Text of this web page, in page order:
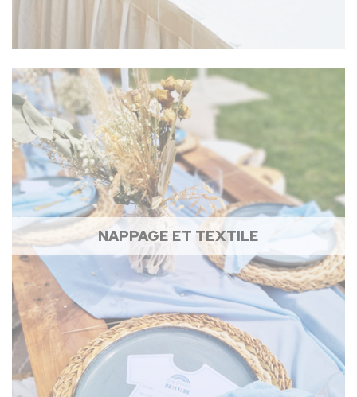
NAPPAGE ET TEXTILE